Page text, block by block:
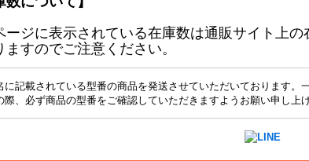
ージに表示されている在庫数は通販サイト上
ますのでご注意ください。
記載されている型番の商品を発送させていただいております。
際、必ず商品の型番をご確認していただきますようお願い申し上げ